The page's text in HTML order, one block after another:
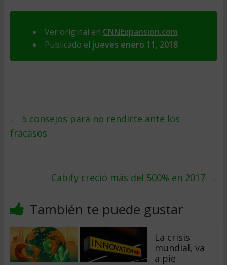
Ver original en CNNExpansion.com
Publicado el jueves enero 11, 2018
← 5 consejos para no rendirte ante los
fracasos
Cabify creció más del 500% en 2017 →
También te puede gustar
La crisis
mundial, va
a pie